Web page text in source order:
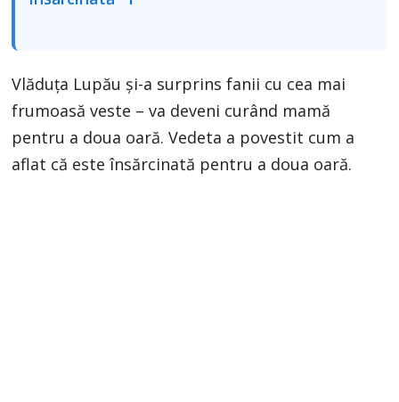
Vlăduța Lupău și-a surprins fanii cu cea mai
frumoasă veste – va deveni curând mamă
pentru a doua oară. Vedeta a povestit cum a
aflat că este însărcinată pentru a doua oară.